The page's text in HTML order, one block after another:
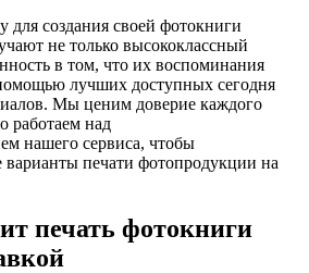
создания своей фотокниги
не только высококлассный
в том, что их воспоминания
лучших доступных сегодня
Мы ценим доверие каждого
работаем над
нашего сервиса, чтобы
печати фотопродукции на
печать фотокниги